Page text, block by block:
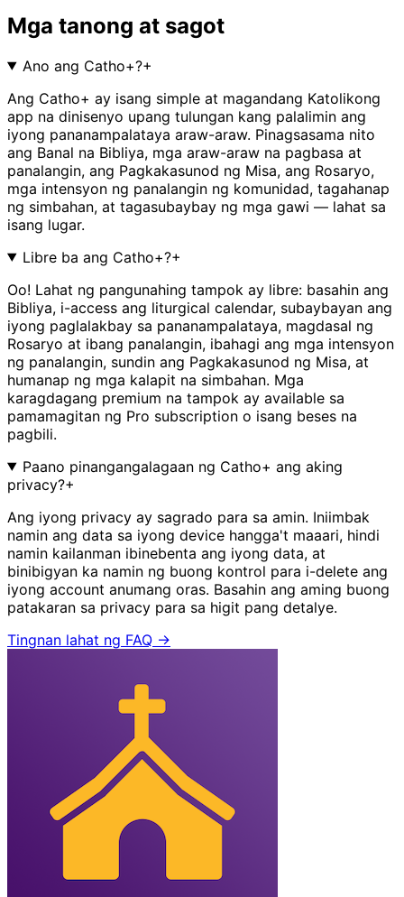
Mga tanong at sagot
Ano ang Catho+?+
Ang Catho+ ay isang simple at magandang Katolikong
app na dinisenyo upang tulungan kang palalimin ang
iyong pananampalataya araw-araw. Pinagsasama nito
ang Banal na Bibliya, mga araw-araw na pagbasa at
panalangin, ang Pagkakasunod ng Misa, ang Rosaryo,
mga intensyon ng panalangin ng komunidad, tagahanap
ng simbahan, at tagasubaybay ng mga gawi — lahat sa
isang lugar.
Libre ba ang Catho+?+
Oo! Lahat ng pangunahing tampok ay libre: basahin ang
Bibliya, i-access ang liturgical calendar, subaybayan ang
iyong paglalakbay sa pananampalataya, magdasal ng
Rosaryo at ibang panalangin, ibahagi ang mga intensyon
ng panalangin, sundin ang Pagkakasunod ng Misa, at
humanap ng mga kalapit na simbahan. Mga
karagdagang premium na tampok ay available sa
pamamagitan ng Pro subscription o isang beses na
pagbili.
Paano pinangangalagaan ng Catho+ ang aking
privacy?+
Ang iyong privacy ay sagrado para sa amin. Iniimbak
namin ang data sa iyong device hangga't maaari, hindi
namin kailanman ibinebenta ang iyong data, at
binibigyan ka namin ng buong kontrol para i-delete ang
iyong account anumang oras. Basahin ang aming buong
patakaran sa privacy para sa higit pang detalye.
Tingnan lahat ng FAQ →